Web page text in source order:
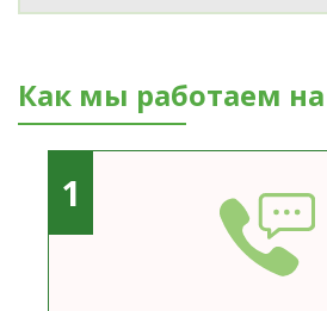
Как мы работаем
1